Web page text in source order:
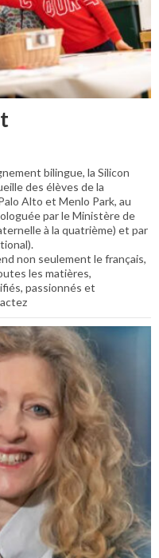
bilingue, la Silicon
des élèves de la
Alto et Menlo Park, au
par le Ministère de
à la quatrième) et par
non seulement le français,
les matières,
passionnés et